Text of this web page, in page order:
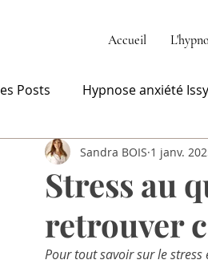
Accueil
Posts Hypnose anxiété
Hypnose stress Issy-les-
Hypnose Issy-les-Moulineaux
Stress au
retrouver
Sandra BOIS 1 janv.
Pour tout savoir sur le